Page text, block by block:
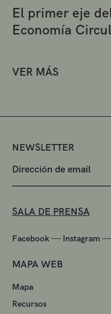
El primer eje
Economía
VER MÁS
NEWSLETTER
SALA DE PRENSA
Facebook — Instagram —
MAPA WEB
Mapa
Recursos